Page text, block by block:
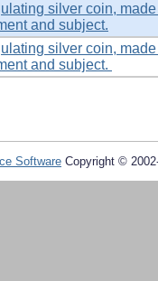
silver coin,
and subject.
silver coin,
and subject.
Software Copyright ©